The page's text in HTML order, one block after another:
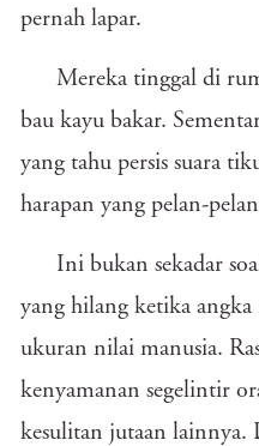
pernah lapar.
Mereka tinggal di
bau kayu bakar.
yang tahu persis suara
harapan yang pelan-
Ini bukan sekadar
yang hilang ketika angka
ukuran nilai manusia.
kenyamanan segelintir
kesulitan jutaan lainnya.